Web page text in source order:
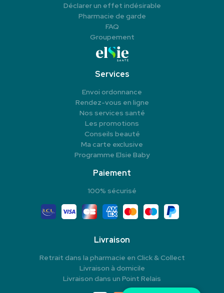
Déclarer un effet indésirable
Pharmacie de garde
FAQ
Groupement
Services
Envoi ordonnance
Rendez-vous en ligne
Nos services santé
Les promotions
Conseils beauté
Ma carte exclusive
Programme Elsie Baby
Paiement
100% sécurisé
Livraison
Retrait dans la pharmacie en Click & Collect
Livraison à domicile
Livraison dans un Point Relais